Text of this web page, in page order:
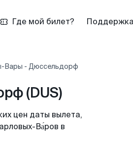
Где мой билет? Поддержка
Вары - Дюссельдорф
(DUS)
цен даты вылета,
Ва́ров в